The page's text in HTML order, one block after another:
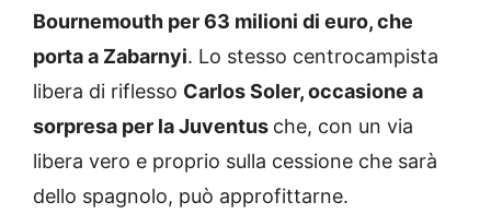
Bournemouth per 63 milioni di euro, che
porta a Zabarnyi. Lo stesso centrocampista
libera di riflesso Carlos Soler, occasione a
sorpresa per la Juventus che, con un via
libera vero e proprio sulla cessione che sarà
dello spagnolo, può approfittarne.